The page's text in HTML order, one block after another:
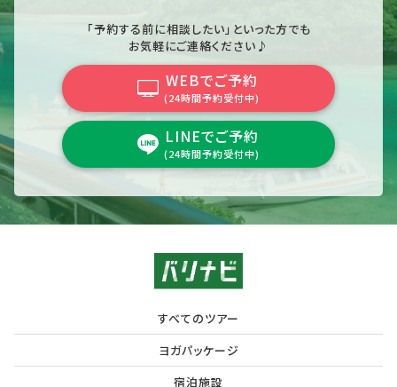
「予約する前に相談したい」といった方でも
お気軽にご連絡ください♪
WEBでご予約
(24時間予約受付中)
LINEでご予約
(24時間予約受付中)
すべてのツアー
ヨガパッケージ
宿泊施設